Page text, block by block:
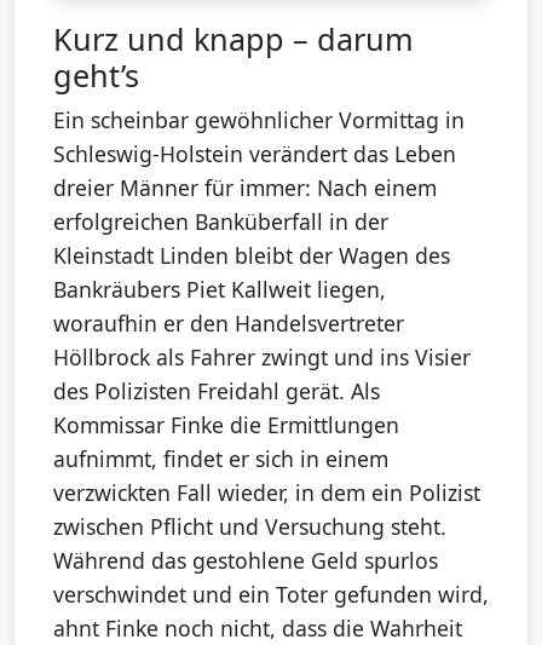
Kurz und knapp – darum
geht’s
Ein scheinbar gewöhnlicher Vormittag in
Schleswig-Holstein verändert das Leben
dreier Männer für immer: Nach einem
erfolgreichen Banküberfall in der
Kleinstadt Linden bleibt der Wagen des
Bankräubers Piet Kallweit liegen,
woraufhin er den Handelsvertreter
Höllbrock als Fahrer zwingt und ins Visier
des Polizisten Freidahl gerät. Als
Kommissar Finke die Ermittlungen
aufnimmt, findet er sich in einem
verzwickten Fall wieder, in dem ein Polizist
zwischen Pflicht und Versuchung steht.
Während das gestohlene Geld spurlos
verschwindet und ein Toter gefunden wird,
ahnt Finke noch nicht, dass die Wahrheit